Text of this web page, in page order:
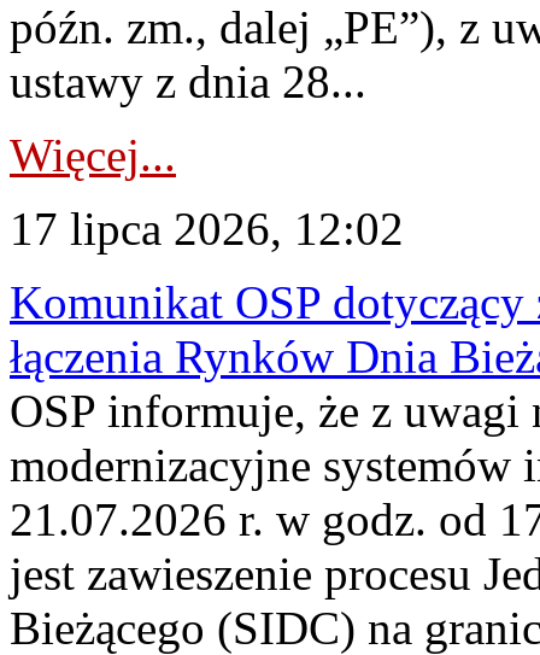
późn. zm., dalej „PE”), z
ustawy z dnia 28...
Więcej...
17 lipca 2026, 12:02
Komunikat OSP dotyczący
łączenia Rynków Dnia
OSP informuje, że z uwagi
modernizacyjne
21.07.2026 r. w godz. od
jest zawieszenie procesu
Bieżącego (SIDC) na